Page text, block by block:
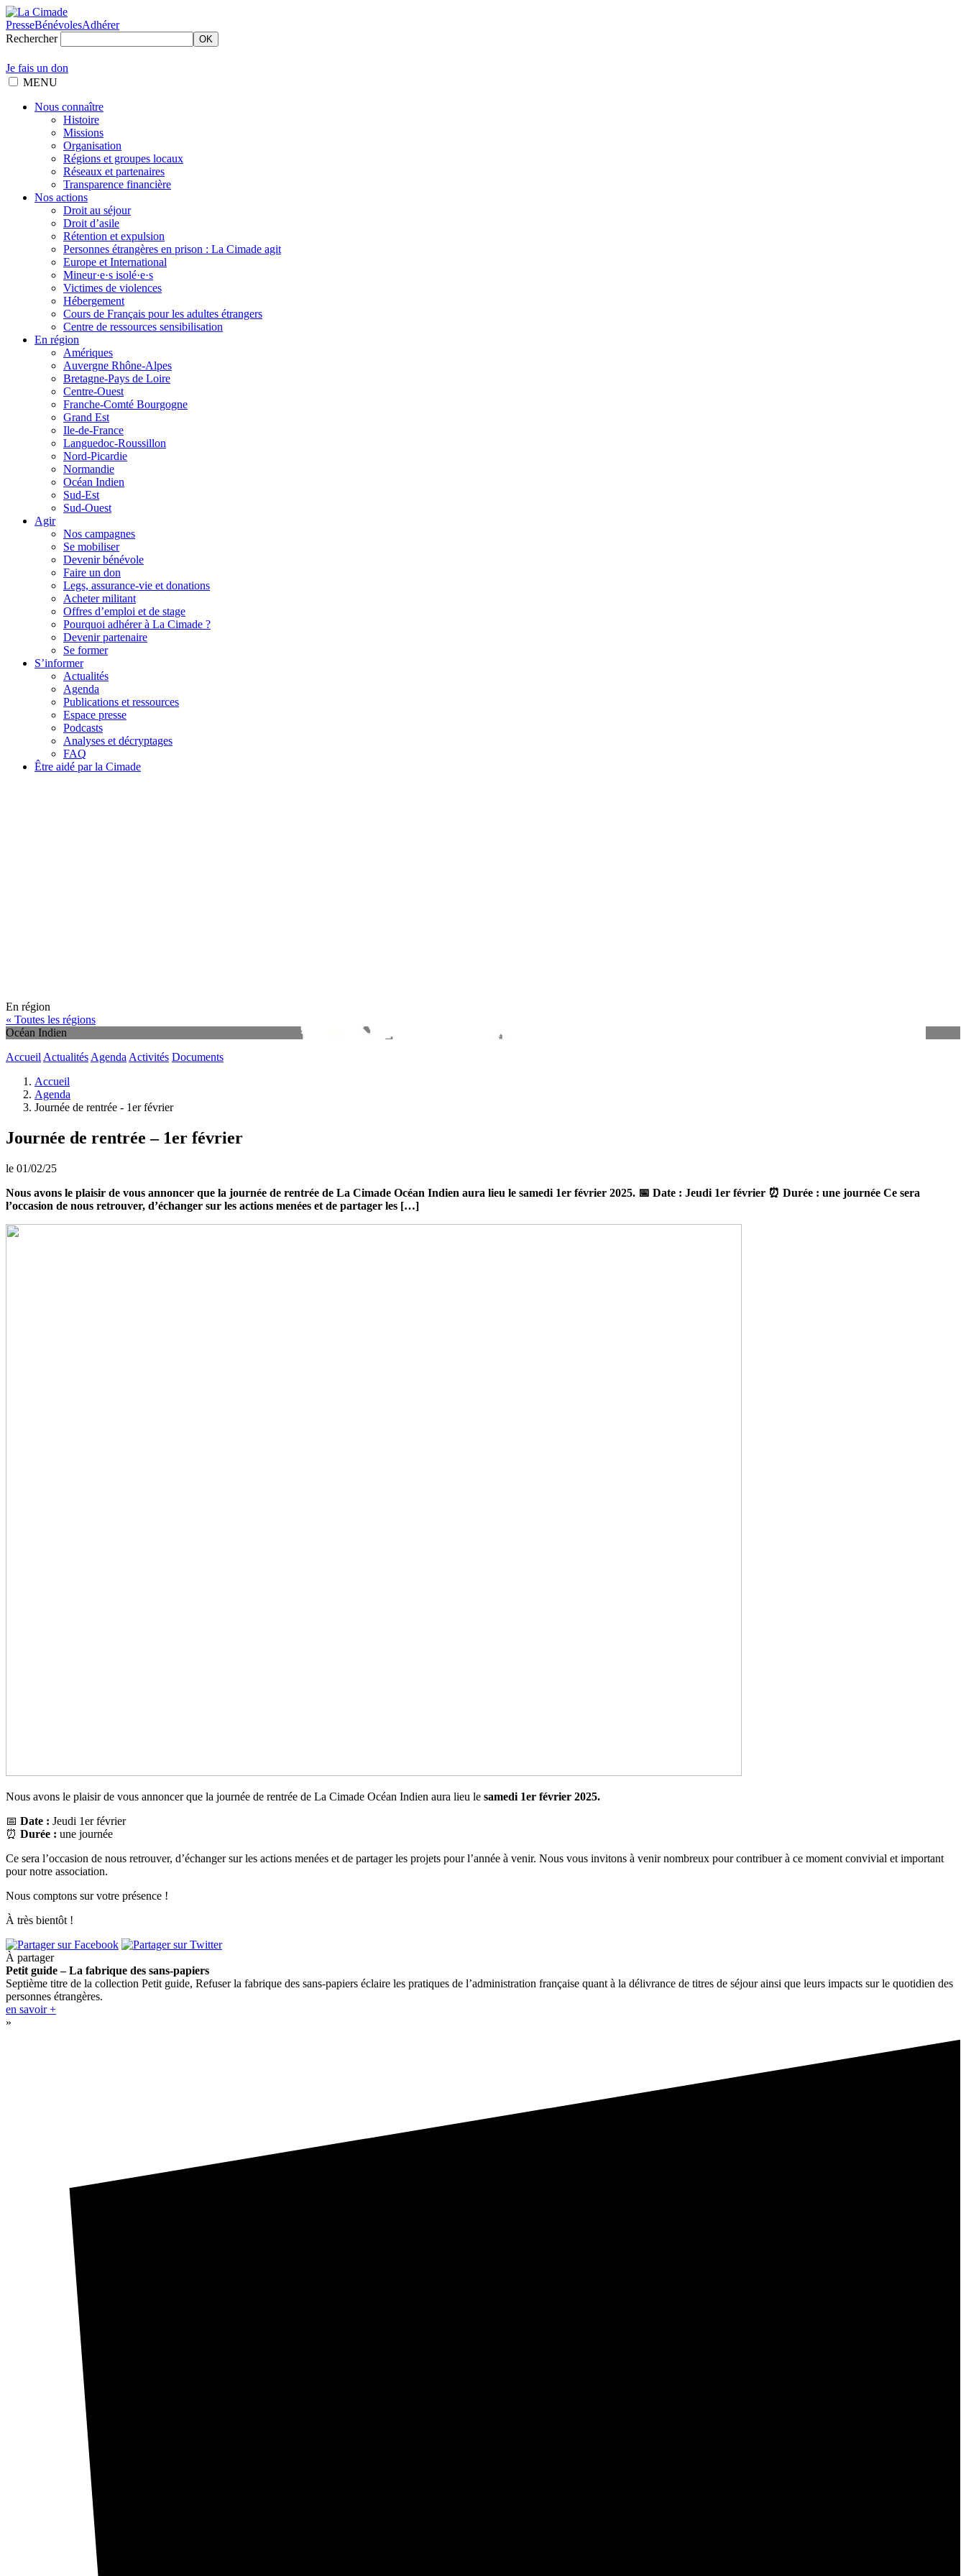
PresseBénévolesAdhérer
Rechercher
OK
Je fais un don
MENU
Nous connaître
Histoire
Missions
Organisation
Régions et groupes locaux
Réseaux et partenaires
Transparence financière
Nos actions
Droit au séjour
Droit d’asile
Rétention et expulsion
Personnes étrangères en prison : La Cimade agit
Europe et International
Mineur·e·s isolé·e·s
Victimes de violences
Hébergement
Cours de Français pour les adultes étrangers
Centre de ressources sensibilisation
En région
Amériques
Auvergne Rhône-Alpes
Bretagne-Pays de Loire
Centre-Ouest
Franche-Comté Bourgogne
Grand Est
Ile-de-France
Languedoc-Roussillon
Nord-Picardie
Normandie
Océan Indien
Sud-Est
Sud-Ouest
Agir
Nos campagnes
Se mobiliser
Devenir bénévole
Faire un don
Legs, assurance-vie et donations
Acheter militant
Offres d’emploi et de stage
Pourquoi adhérer à La Cimade ?
Devenir partenaire
Se former
S’informer
Actualités
Agenda
Publications et ressources
Espace presse
Podcasts
Analyses et décryptages
FAQ
Être aidé par la Cimade
En région
« Toutes les régions
Océan Indien
Accueil Actualités Agenda Activités Documents
Accueil
Agenda
Journée de rentrée - 1er février
Journée de rentrée – 1er février
le 01/02/25
Nous avons le plaisir de vous annoncer que la journée de rentrée de La Cimade Océan Indien aura lieu le samedi 1er février 2025. 📅 Date : Jeudi 1er février ⏰ Durée : une journée Ce sera
l’occasion de nous retrouver, d’échanger sur les actions menées et de partager les […]
Nous avons le plaisir de vous annoncer que la journée de rentrée de La Cimade Océan Indien aura lieu le samedi 1er février 2025.
📅 Date : Jeudi 1er février
⏰ Durée : une journée
Ce sera l’occasion de nous retrouver, d’échanger sur les actions menées et de partager les projets pour l’année à venir. Nous vous invitons à venir nombreux pour contribuer à ce moment convivial et important
pour notre association.
Nous comptons sur votre présence !
À très bientôt !
À partager
Petit guide – La fabrique des sans-papiers
Septième titre de la collection Petit guide, Refuser la fabrique des sans-papiers éclaire les pratiques de l’administration française quant à la délivrance de titres de séjour ainsi que leurs impacts sur le quotidien des
personnes étrangères.
en savoir +
»